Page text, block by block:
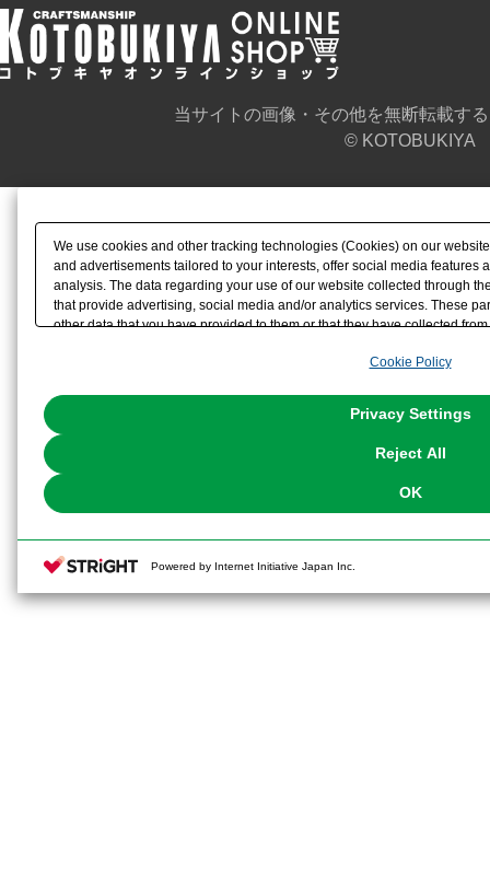
当サイトの画像・その他を無断転載す
© KOTOBUKIYA
We use cookies and other tracking technologies (Cookies) on our
and advertisements tailored to your interests, offer social media features
analysis. The data regarding your use of our website collected through
that provide advertising, social media and/or analytics services. These
other data that you have provided to them or that they have collected
the use of all Cookies except for Strictly Necessary Cookies, please
You can change your consent or rejection settings at any time via
Cookie Policy
Privacy Settings
Reject All
OK
Powered by Internet Initiative Japan Inc.